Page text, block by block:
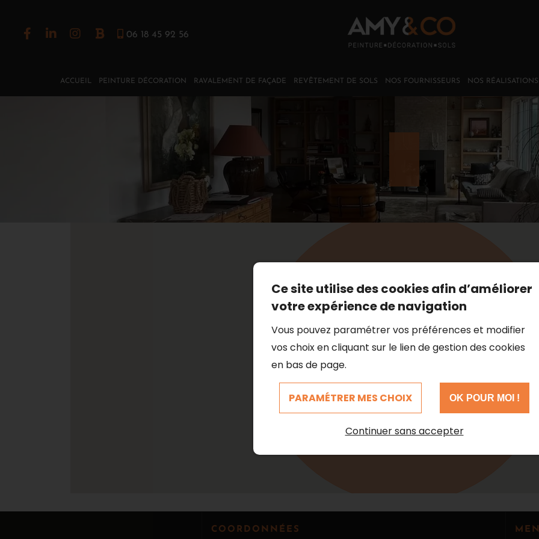
ACCUEIL PEINTURE DÉCORATION RAVALEMENT DE FAÇADE REVÊTEMENT DE SOLS NOS FOURNISSEURS NOS RÉALISATIONS
06 18 45 92 56
COORDONNÉES
Ce site utilise des cookies afin d’améliorer
votre expérience de navigation
Vous pouvez paramétrer vos préférences et modifier
vos choix en cliquant sur le lien de gestion des cookies
en bas de page.
PARAMÉTRER MES CHOIX OK POUR MOI !
Continuer sans accepter